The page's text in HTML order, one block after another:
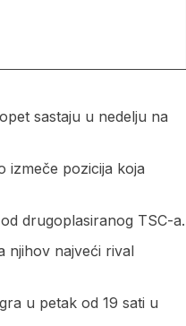
sastaju u nedelju na
izmeče pozicija koja
drugoplasiranog TSC-a.
njihov najveći rival
u petak od 19 sati u